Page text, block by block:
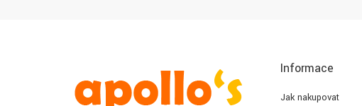
Informace
Jak nakupovat